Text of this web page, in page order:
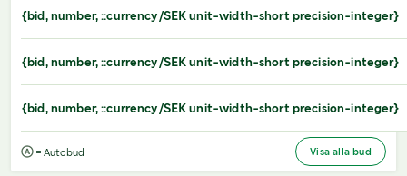
{bid, number, ::currency/SEK unit-width-short precision-integer}
{bid, number, ::currency/SEK unit-width-short precision-integer}
{bid, number, ::currency/SEK unit-width-short precision-integer}
= Autobud Visa alla bud